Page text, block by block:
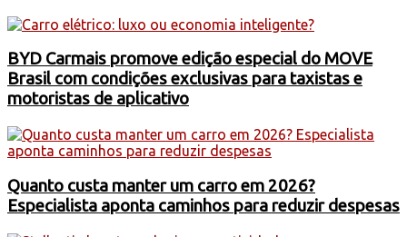
BYD Carmais promove edição especial do MOVE
Brasil com condições exclusivas para taxistas e
motoristas de aplicativo
Quanto custa manter um carro em 2026?
Especialista aponta caminhos para reduzir despesas